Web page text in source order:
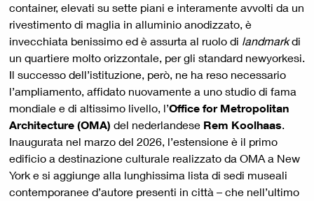
container, elevati su sette piani e interamente avvolti da un
rivestimento di maglia in alluminio anodizzato, è
invecchiata benissimo ed è assurta al ruolo di landmarkdi
un quartiere molto orizzontale, per gli standard newyorkesi.
Il successo dell’istituzione, però, ne ha reso necessario
l’ampliamento, affidato nuovamente a uno studio di fama
mondiale e di altissimo livello, l’Office for Metropolitan
Architecture (OMA) del nederlandese Rem Koolhaas.
Inaugurata nel marzo del 2026, l’estensione è il primo
edificio a destinazione culturale realizzato da OMA a New
York e si aggiunge alla lunghissima lista di sedi museali
contemporanee d’autore presenti in città – che nell’ultimo